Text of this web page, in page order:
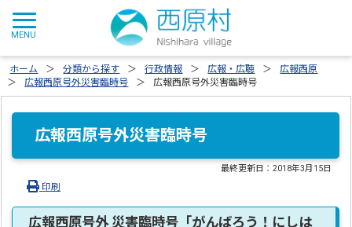
ホーム 分類から探す 行政情報 広報・広聴
広報西原
広報西原号外災害臨時号
広報西原号外災害臨時号
広報西原号外災害臨時号
最終更新日：2018年3月15日
印刷
広報西原号外 災害臨時号「がんばろう！にしは